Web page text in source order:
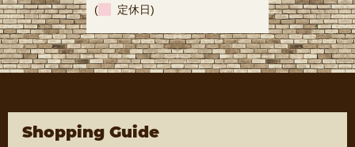
( 定休日)
Shopping Guide